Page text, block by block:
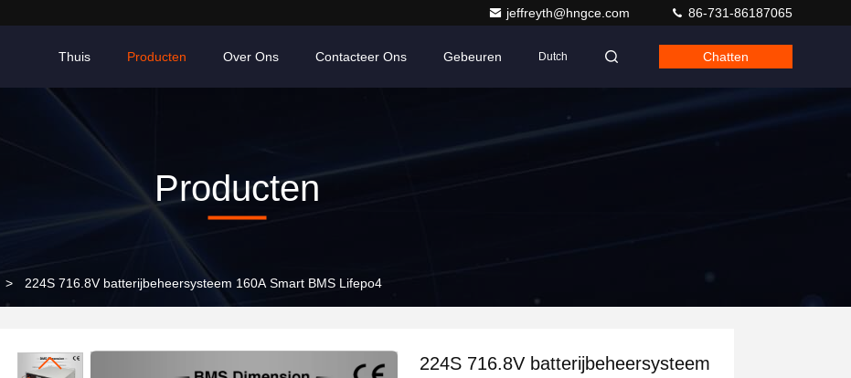
jeffreyth@hngce.com 86-731-86187065
Thuis Producten Over Ons Contacteer Ons Gebeuren Dutch Chatten
Producten
> 224S 716.8V batterijbeheersysteem 160A Smart BMS Lifepo4
224S 716.8V batterijbeheersysteem